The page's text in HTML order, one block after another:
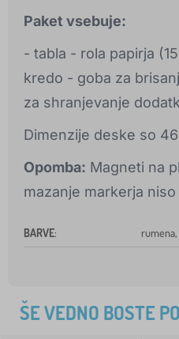
Paket vsebuje:
- tabla - rola papirja
kredo - goba za
za shranjevanje
Dimenzije deske so
Opomba: Magneti na
mazanje markerja
BARVE:
ŠE VEDNO BOSTE